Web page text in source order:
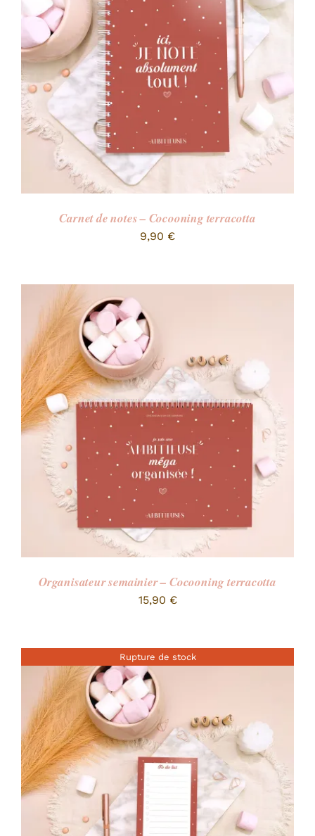
RECHERCHER:
Carnet de notes – Cocooning terracotta
9,90 €
Organisateur semainier – Cocooning terracotta
15,90 €
Rupture de stock